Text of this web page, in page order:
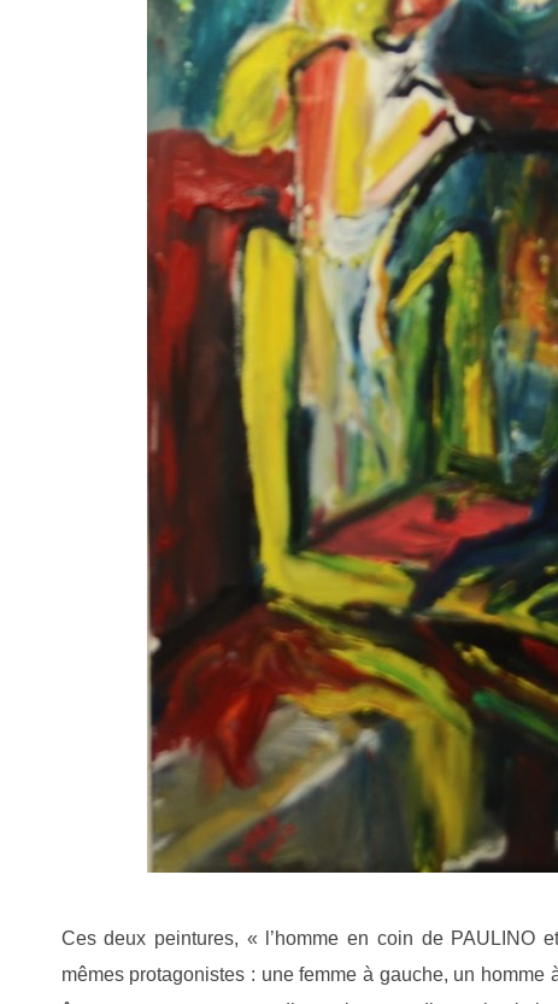
Ces deux peintures, « l’homme en coin de PAULINO
mêmes protagonistes : une femme à gauche, un